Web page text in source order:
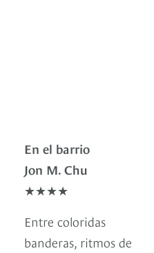
En el barrio
Jon M. Chu
★★★★
Entre coloridas
banderas, ritmos de